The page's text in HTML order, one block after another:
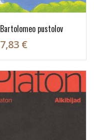
Bartolomeo pustolov
7,83 €